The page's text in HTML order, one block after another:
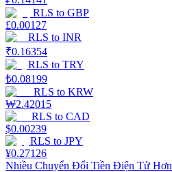
RLS to GBP
£0.00127
RLS to INR
₹0.16354
RLS to TRY
₺0.08199
RLS to KRW
₩2.42015
RLS to CAD
$0.00239
RLS to JPY
¥0.27126
Nhiều Chuyển Đổi Tiền Điện Tử Hơn